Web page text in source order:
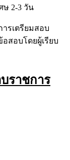
ษ 2-3 วัน
รเตรียมสอบ
อสอบโดยผู้เรียบ
ราชการ